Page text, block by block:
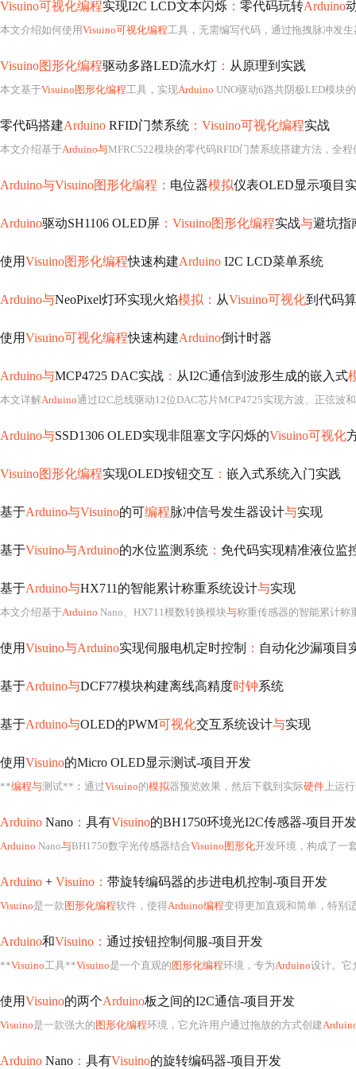
Visuino可视化编程实现I2C LCD文本闪烁 ： 零代码玩转Arduino
本文介绍如何使用Visuino可视化编程工具，无需编写代码，通过拖拽脉冲发生器、边缘检测器、数字
Visuino图形化编程驱动多路LED流水灯 ： 从原理到实践
本文基于Visuino图形化编程工具，实现Arduino UNO驱动6路共阴极LED模块
零代码搭建Arduino RFID门禁系统 ：Visuino可视化编程实战
本文介绍基于Arduino与MFRC522模块的零代码RFID门禁系统搭建方法，全程
Arduino与Visuino图形化编程： 电位器模拟仪表OLED显示项目
Arduino驱动SH1106 OLED屏 ：Visuino图形化编程实战与避坑指
使用Visuino图形化编程快速构建Arduino I2C LCD菜单系统
Arduino与NeoPixel灯环实现火焰模拟： 从Visuino可视化到代码
使用Visuino可视化编程快速构建Arduino倒计时器
Arduino与MCP4725 DAC实战 ： 从I2C通信到波形生成的嵌入式
本文详解Arduino通过I2C总线驱动12位DAC芯片MCP4725实现方波、正弦波
Arduino与SSD1306 OLED实现非阻塞文字闪烁的Visuino可视化
Visuino图形化编程实现OLED按钮交互 ： 嵌入式系统入门实践
基于Arduino与Visuino的可编程脉冲信号发生器设计与实现
基于Visuino与Arduino的水位监测系统 ： 免代码实现精准液位监
基于Arduino与HX711的智能累计称重系统设计与实现
本文介绍基于Arduino Nano、HX711模数转换模块与称重传感器的智能累计称
使用Visuino与Arduino实现伺服电机定时控制 ： 自动化沙漏项目
基于Arduino与DCF77模块构建离线高精度时钟系统
基于Arduino与OLED的PWM可视化交互系统设计与实现
使用Visuino的Micro OLED显示测试-项目开发
**编程与测试** ： 通过Visuino的模拟器预览效果，然后下载到实际硬件 上运行。注
Arduino Nano ： 具有Visuino的BH1750环境光I2C传感器-项目开发
Arduino Nano与BH1750数字光传感器结合Visuino图形化开发环境，构成了一套高效、便捷的环境光检测系统，广泛适用
Arduino + Visuino： 带旋转编码器的步进电机控制-项目开发
Visuino是一款 图形化编程软件，使得Arduino编程变得更加直观和简单，特别适合初学
Arduino和Visuino： 通过按钮控制伺服-项目开发
**Visuino工具**Visuino是一个直观的 图形化编程环境，专为Arduino设计。它允许用户
使用Visuino的两个Arduino板之间的I2C通信-项目开发
Visuino是一款强大的 图形化编程环境，它允许用户通过拖放的方式创建
Arduino Nano ： 具有Visuino的旋转编码器-项目开发